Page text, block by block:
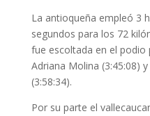
La antioqueña empleó 3
segundos para los 72
fue escoltada en el podio
Adriana Molina (3:45:08)
(3:58:34).
Por su parte el